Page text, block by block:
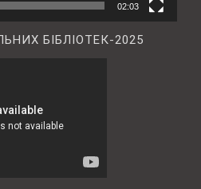
02:03
БІБЛІОТЕК-2025